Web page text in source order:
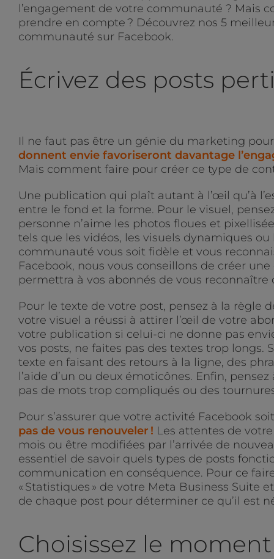
l’engagement de votre communauté ? Mais
prendre en compte ? Découvrez nos 5
communauté sur Facebook.
Écrivez des posts
Il ne faut pas être un génie du marketing
donnent envie favoriseront davantage
Mais comment faire pour créer ce type de
Une publication qui plaît autant à l’œil qu’à
entre le fond et la forme. Pour le visuel,
personne n’aime les photos floues et
tels que les vidéos, les visuels dynamiques
communauté vous soit fidèle et vous
Facebook, nous vous conseillons de créer
permettra à vos abonnés de vous reconnaître
Pour le texte de votre post, pensez à la règle
votre visuel a réussi à attirer l’œil de votre
votre publication si celui-ci ne donne pas
vos posts, ne faites pas des textes trop longs.
texte en faisant des retours à la ligne, des
l’aide d’un ou deux émoticônes. Enfin,
pas de mots trop compliqués ou des
Pour s’assurer que votre activité Facebook
pas de vous renouveler ! Les attentes de
mois ou être modifiées par l’arrivée de
essentiel de savoir quels types de posts
communication en conséquence. Pour ce
« Statistiques » de votre Meta Business Suite
de chaque post pour déterminer ce qu’il est
Choisissez le